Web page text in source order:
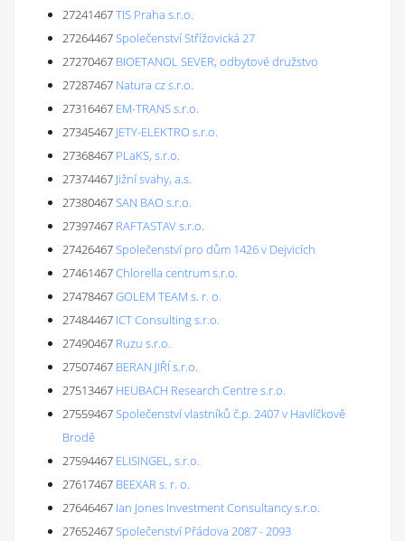
27241467TIS Praha s.r.o.
27264467Společenství Střížovická 27
27270467 BIOETANOL SEVER, odbytové družstvo
27287467 Natura cz s.r.o.
27316467 EM-TRANS s.r.o.
27345467 JETY-ELEKTRO s.r.o.
27368467 PLaKS, s.r.o.
27374467 Jižní svahy, a.s.
27380467SAN BAO s.r.o.
27397467 RAFTASTAV s.r.o.
27426467Společenství pro dům 1426 v Dejvicích
27461467Chlorella centrum s.r.o.
27478467GOLEM TEAM s. r. o.
27484467 ICT Consulting s.r.o.
27490467 Ruzu s.r.o.
27507467 BERAN JIŘÍ s.r.o.
27513467 HEUBACH Research Centre s.r.o.
27559467Společenství vlastníků č.p. 2407 v Havlíčkově
Brodě
27594467 ELISINGEL, s.r.o.
27617467 BEEXAR s. r. o.
27646467 Ian Jones Investment Consultancy s.r.o.
27652467Společenství Přádova 2087 - 2093